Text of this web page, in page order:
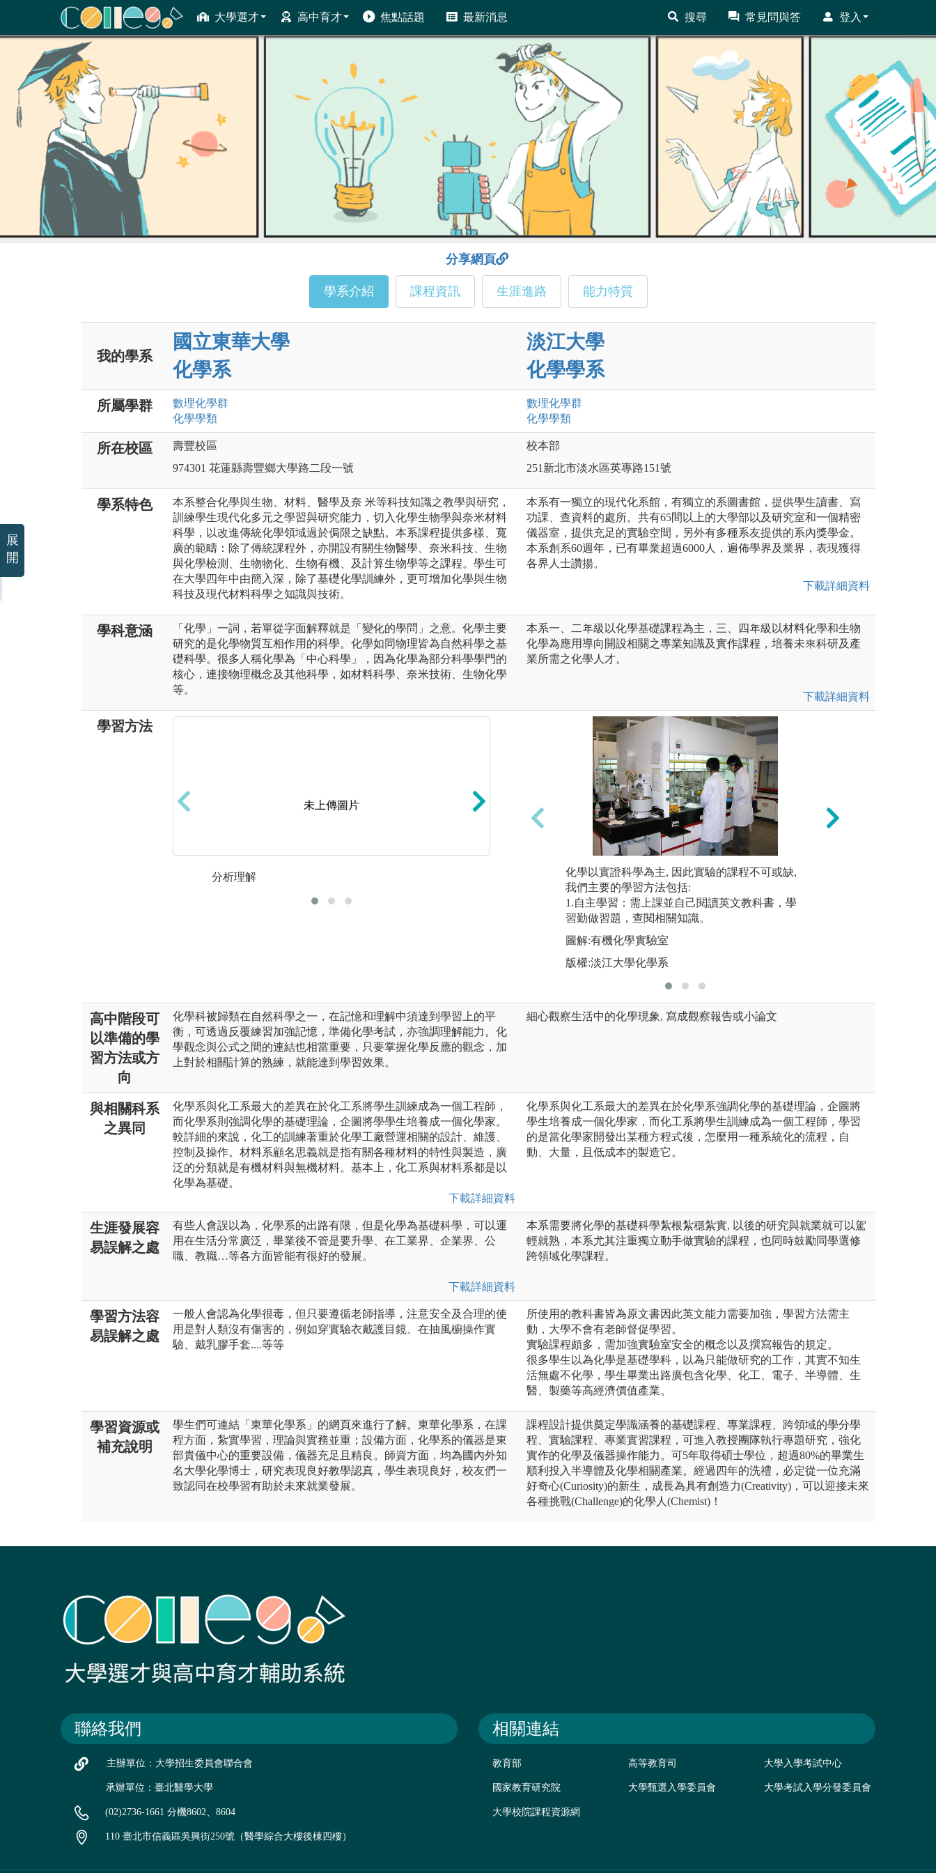
大學選才 高中育才 焦點話題 最新消息 搜尋 常見問與答 登入
ColleGo! 大學選才與高中育才輔助系統
分享網頁
學系介紹 課程資訊 生涯進路 能力特質
我的學系
國立東華大學
化學系
淡江大學
化學學系
所屬學群 數理化學群
化學學類
數理化學群
化學學類
所在校區
壽豐校區
974301 花蓮縣壽豐鄉大學路二段一號
校本部
251新北市淡水區英專路151號
學系特色
本系整合化學與生物、材料、醫學及奈 米等科技知識之教學與研究，
訓練學生現代化多元之學習與研究能力，切入化學生物學與奈米材料
科學，以改進傳統化學領域過於侷限之缺點。本系課程提供多樣、寬
廣的範疇：除了傳統課程外，亦開設有關生物醫學、奈米科技、生物
與化學檢測、生物物化、生物有機、及計算生物學等之課程。學生可
在大學四年中由簡入深，除了基礎化學訓練外，更可增加化學與生物
科技及現代材料科學之知識與技術。
本系有一獨立的現代化系館，有獨立的系圖書館，提供學生讀書、寫
功課、查資料的處所。共有65間以上的大學部以及研究室和一個精密
儀器室，提供充足的實驗空間，另外有多種系友提供的系內獎學金。
本系創系60週年，已有畢業超過6000人，遍佈學界及業界，表現獲得
各界人士讚揚。
下載詳細資料
學科意涵
「化學」一詞，若單從字面解釋就是「變化的學問」之意。化學主要
研究的是化學物質互相作用的科學。化學如同物理皆為自然科學之基
礎科學。很多人稱化學為「中心科學」，因為化學為部分科學學門的
核心，連接物理概念及其他科學，如材料科學、奈米技術、生物化學
等。
本系一、二年級以化學基礎課程為主，三、四年級以材料化學和生物
化學為應用導向開設相關之專業知識及實作課程，培養未來科研及產
業所需之化學人才。
下載詳細資料
學習方法
未上傳圖片
分析理解
未上傳圖片
理論與計算化學以實證科學為主, 因此實驗的課程不可或缺,
我們主要的學習方法包括:
1.自主學習：需上課並自己閱讀英文教科書，學
習勤做習題，查閱相關知識。
圖解:有機化學實驗室
版權:淡江大學化學系
高中階段可
以準備的學
習方法或方
向
化學科被歸類在自然科學之一，在記憶和理解中須達到學習上的平
衡，可透過反覆練習加強記憶，準備化學考試，亦強調理解能力。化
學觀念與公式之間的連結也相當重要，只要掌握化學反應的觀念，加
上對於相關計算的熟練，就能達到學習效果。
細心觀察生活中的化學現象, 寫成觀察報告或小論文
與相關科系
之異同
化學系與化工系最大的差異在於化工系將學生訓練成為一個工程師，
而化學系則強調化學的基礎理論，企圖將學學生培養成一個化學家。
較詳細的來說，化工的訓練著重於化學工廠營運相關的設計、維護、
控制及操作。材料系顧名思義就是指有關各種材料的特性與製造，廣
泛的分類就是有機材料與無機材料。基本上，化工系與材料系都是以
化學為基礎。
下載詳細資料
化學系與化工系最大的差異在於化學系強調化學的基礎理論，企圖將
學生培養成一個化學家，而化工系將學生訓練成為一個工程師，學習
的是當化學家開發出某種方程式後，怎麼用一種系統化的流程，自
動、大量，且低成本的製造它。
生涯發展容
易誤解之處
有些人會誤以為，化學系的出路有限，但是化學為基礎科學，可以運
用在生活分常廣泛，畢業後不管是要升學、在工業界、企業界、公
職、教職…等各方面皆能有很好的發展。
下載詳細資料
本系需要將化學的基礎科學紮根紮穩紮實, 以後的研究與就業就可以駕
輕就熟，本系尤其注重獨立動手做實驗的課程，也同時鼓勵同學選修
跨領域化學課程。
學習方法容
易誤解之處
一般人會認為化學很毒，但只要遵循老師指導，注意安全及合理的使
用是對人類沒有傷害的，例如穿實驗衣戴護目鏡、在抽風櫥操作實
驗、戴乳膠手套....等等
所使用的教科書皆為原文書因此英文能力需要加強，學習方法需主
動，大學不會有老師督促學習。
實驗課程頗多，需加強實驗室安全的概念以及撰寫報告的規定。
很多學生以為化學是基礎學科，以為只能做研究的工作，其實不知生
活無處不化學，學生畢業出路廣包含化學、化工、電子、半導體、生
醫、製藥等高經濟價值產業。
學習資源或
補充說明
學生們可連結「東華化學系」的網頁來進行了解。東華化學系，在課
程方面，紮實學習，理論與實務並重；設備方面，化學系的儀器是東
部貴儀中心的重要設備，儀器充足且精良。師資方面，均為國內外知
名大學化學博士，研究表現良好教學認真，學生表現良好，校友們一
致認同在校學習有助於未來就業發展。
課程設計提供奠定學識涵養的基礎課程、專業課程、跨領域的學分學
程、實驗課程、專業實習課程，可進入教授團隊執行專題研究，強化
實作的化學及儀器操作能力。可5年取得碩士學位，超過80%的畢業生
順利投入半導體及化學相關產業。經過四年的洗禮，必定從一位充滿
好奇心(Curiosity)的新生，成長為具有創造力(Creativity)，可以迎接未來
各種挑戰(Challenge)的化學人(Chemist)！
聯絡我們
主辦單位：大學招生委員會聯合會
承辦單位：臺北醫學大學
(02)2736-1661 分機8602、8604
110 臺北市信義區吳興街250號（醫學綜合大樓後棟四樓）
相關連結
教育部 高等教育司 大學入學考試中心
國家教育研究院 大學甄選入學委員會 大學考試入學分發委員會
大學校院課程資源網
展
開